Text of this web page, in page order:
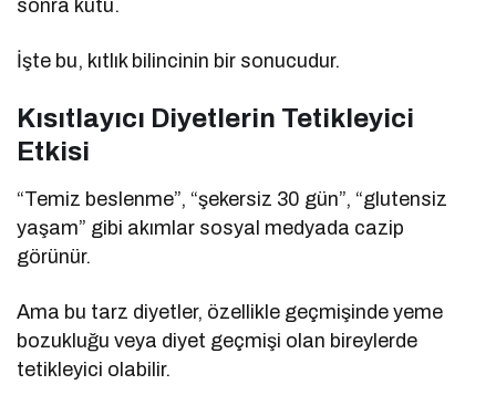
sonra kutu.
İşte bu, kıtlık bilincinin bir sonucudur.
Kısıtlayıcı Diyetlerin Tetikleyici
Etkisi
“Temiz beslenme”, “şekersiz 30 gün”, “glutensiz
yaşam” gibi akımlar sosyal medyada cazip
görünür.
Ama bu tarz diyetler, özellikle geçmişinde yeme
bozukluğu veya diyet geçmişi olan bireylerde
tetikleyici olabilir.